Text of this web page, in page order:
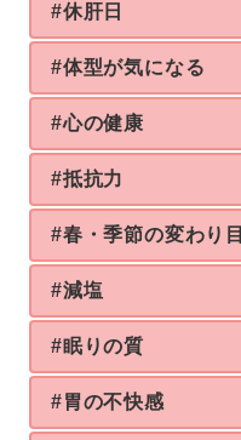
#休肝日
#体型が気になる
#心の健康
#抵抗力
#春・季節の変わり目
#減塩
#眠りの質
#胃の不快感